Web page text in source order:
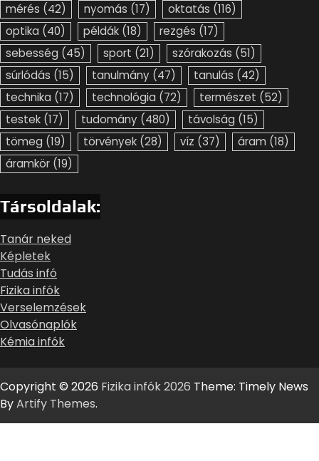
mérés (42) nyomás (17) oktatás (116)
optika (40) példák (18) rezgés (17)
sebesség (45) sport (21) szórakozás (51)
súrlódás (15) tanulmány (47) tanulás (42)
technika (17) technológia (72) természet (52)
testek (17) tudomány (480) távolság (15)
tömeg (19) törvények (28) víz (37) áram (18)
áramkör (19)
Társoldalak:
Tanár neked
Képletek
Tudás infó
Fizika infók
Verselemzések
Olvasónaplók
Kémia infók
Copyright © 2026 Fizika infók 2026 Theme: Timely News
ByArtify Themes.